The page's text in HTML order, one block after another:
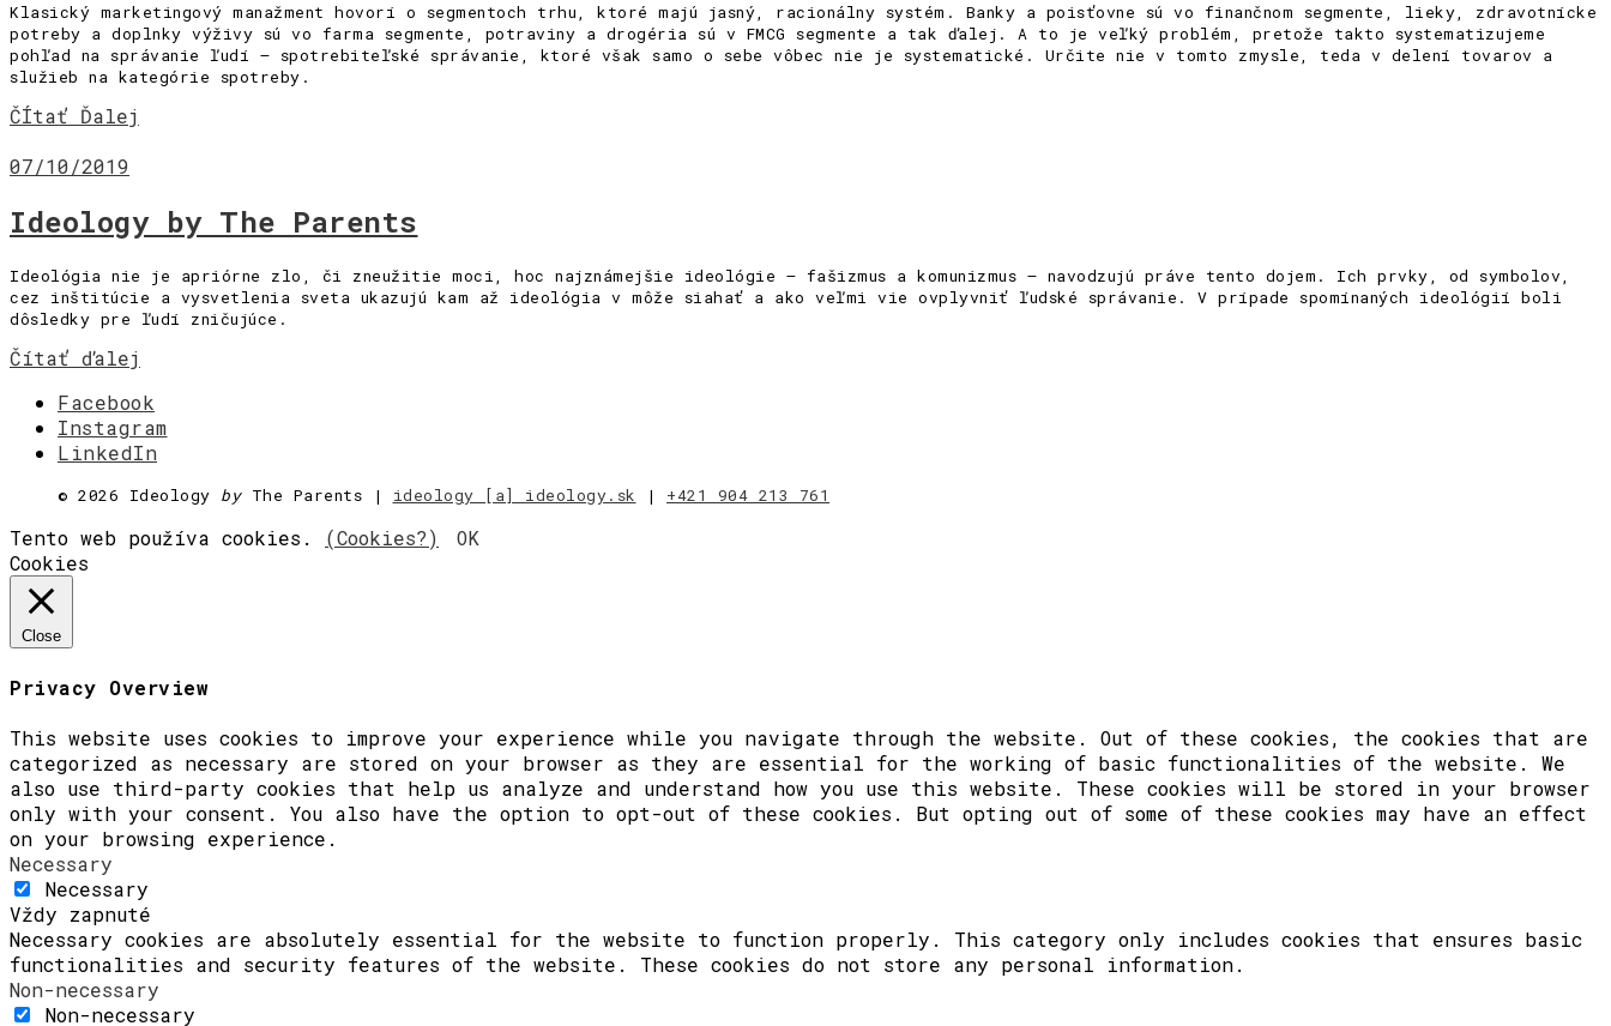
Klasický marketingový manažment hovorí o segmentoch trhu, ktoré majú jasný, racionálny systém. Banky a poisťovne sú vo finančnom segmente, lieky, zdravotnícke
potreby a doplnky výživy sú vo farma segmente, potraviny a drogéria sú v FMCG segmente a tak ďalej. A to je veľký problém, pretože takto systematizujeme
pohľad na správanie ľudí – spotrebiteľské správanie, ktoré však samo o sebe vôbec nie je systematické. Určite nie v tomto zmysle, teda v delení tovarov a
služieb na kategórie spotreby.
ČÍtať Ďalej
07/10/2019
Ideology by The Parents
Ideológia nie je apriórne zlo, či zneužitie moci, hoc najznámejšie ideológie – fašizmus a komunizmus – navodzujú práve tento dojem. Ich prvky, od symbolov,
cez inštitúcie a vysvetlenia sveta ukazujú kam až ideológia v môže siahať a ako veľmi vie ovplyvniť ľudské správanie. V prípade spomínaných ideológií boli
dôsledky pre ľudí zničujúce.
Čítať ďalej
Facebook
Instagram
LinkedIn
© 2026 Ideology byThe Parents | ideology [a] ideology.sk | +421 904 213 761
Tento web používa cookies. (Cookies?)
OK
Cookies
Close
Privacy Overview
This website uses cookies to improve your experience while you navigate through the website. Out of these cookies, the cookies that are
categorized as necessary are stored on your browser as they are essential for the working of basic functionalities of the website. We
also use third-party cookies that help us analyze and understand how you use this website. These cookies will be stored in your browser
only with your consent. You also have the option to opt-out of these cookies. But opting out of some of these cookies may have an effect
on your browsing experience.
Necessary
Necessary
Vždy zapnuté
Necessary cookies are absolutely essential for the website to function properly. This category only includes cookies that ensures basic
functionalities and security features of the website. These cookies do not store any personal information.
Non-necessary
Non-necessary